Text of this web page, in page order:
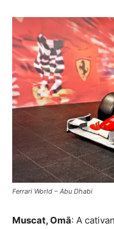
Ferrari World – Abu Dhabi
Muscat, Omã: A